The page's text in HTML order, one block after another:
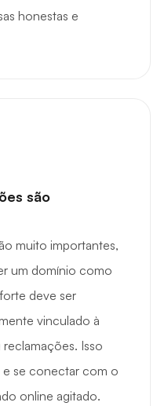
honestas e
são
muito importantes,
um domínio como
deve ser
vinculado à
Isso
e se conectar com o
online agitado.